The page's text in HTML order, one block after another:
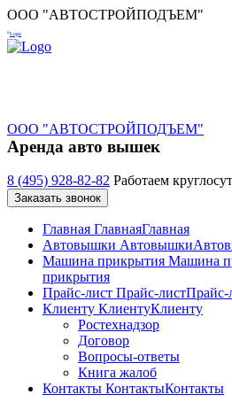
ООО "АВТОСТРОЙПОДЪЕМ"
ООО "АВТОСТРОЙПОДЪЕМ"
Аренда авто
8 (495) 928-82-82 Работаем
Заказать звонок
Главная ГлавнаяГлавная
Автовышки Автовышки
Машина прикрытия Машина
прикрытия
Прайс-лист Прайс-листПрайс-
Клиенту КлиентуКлиенту
Ростехнадзор
Договор
Вопросы-ответы
Книга жалоб
Контакты КонтактыКонтакты